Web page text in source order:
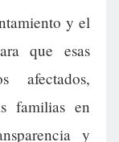
y el
que esas
familias en
y